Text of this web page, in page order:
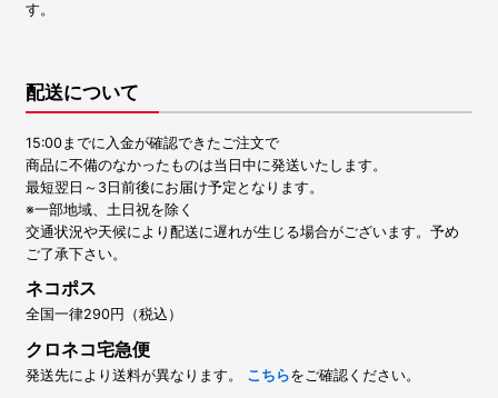
す。
配送について
15:00までに入金が確認できたご注文で
商品に不備のなかったものは当日中に発送いたします。
最短翌日～3日前後にお届け予定となります。
※一部地域、土日祝を除く
交通状況や天候により配送に遅れが生じる場合がございます。予め
ご了承下さい。
ネコポス
全国一律290円（税込）
クロネコ宅急便
発送先により送料が異なります。 こちらをご確認ください。